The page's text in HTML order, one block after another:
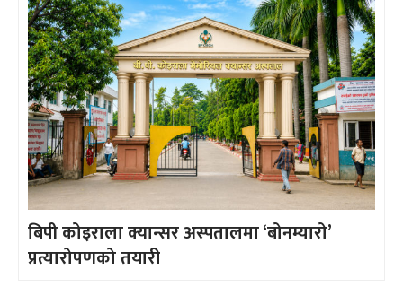
बिपी कोइराला क्यान्सर अस्पतालमा ‘बोनम्यारो’
प्रत्यारोपणको तयारी